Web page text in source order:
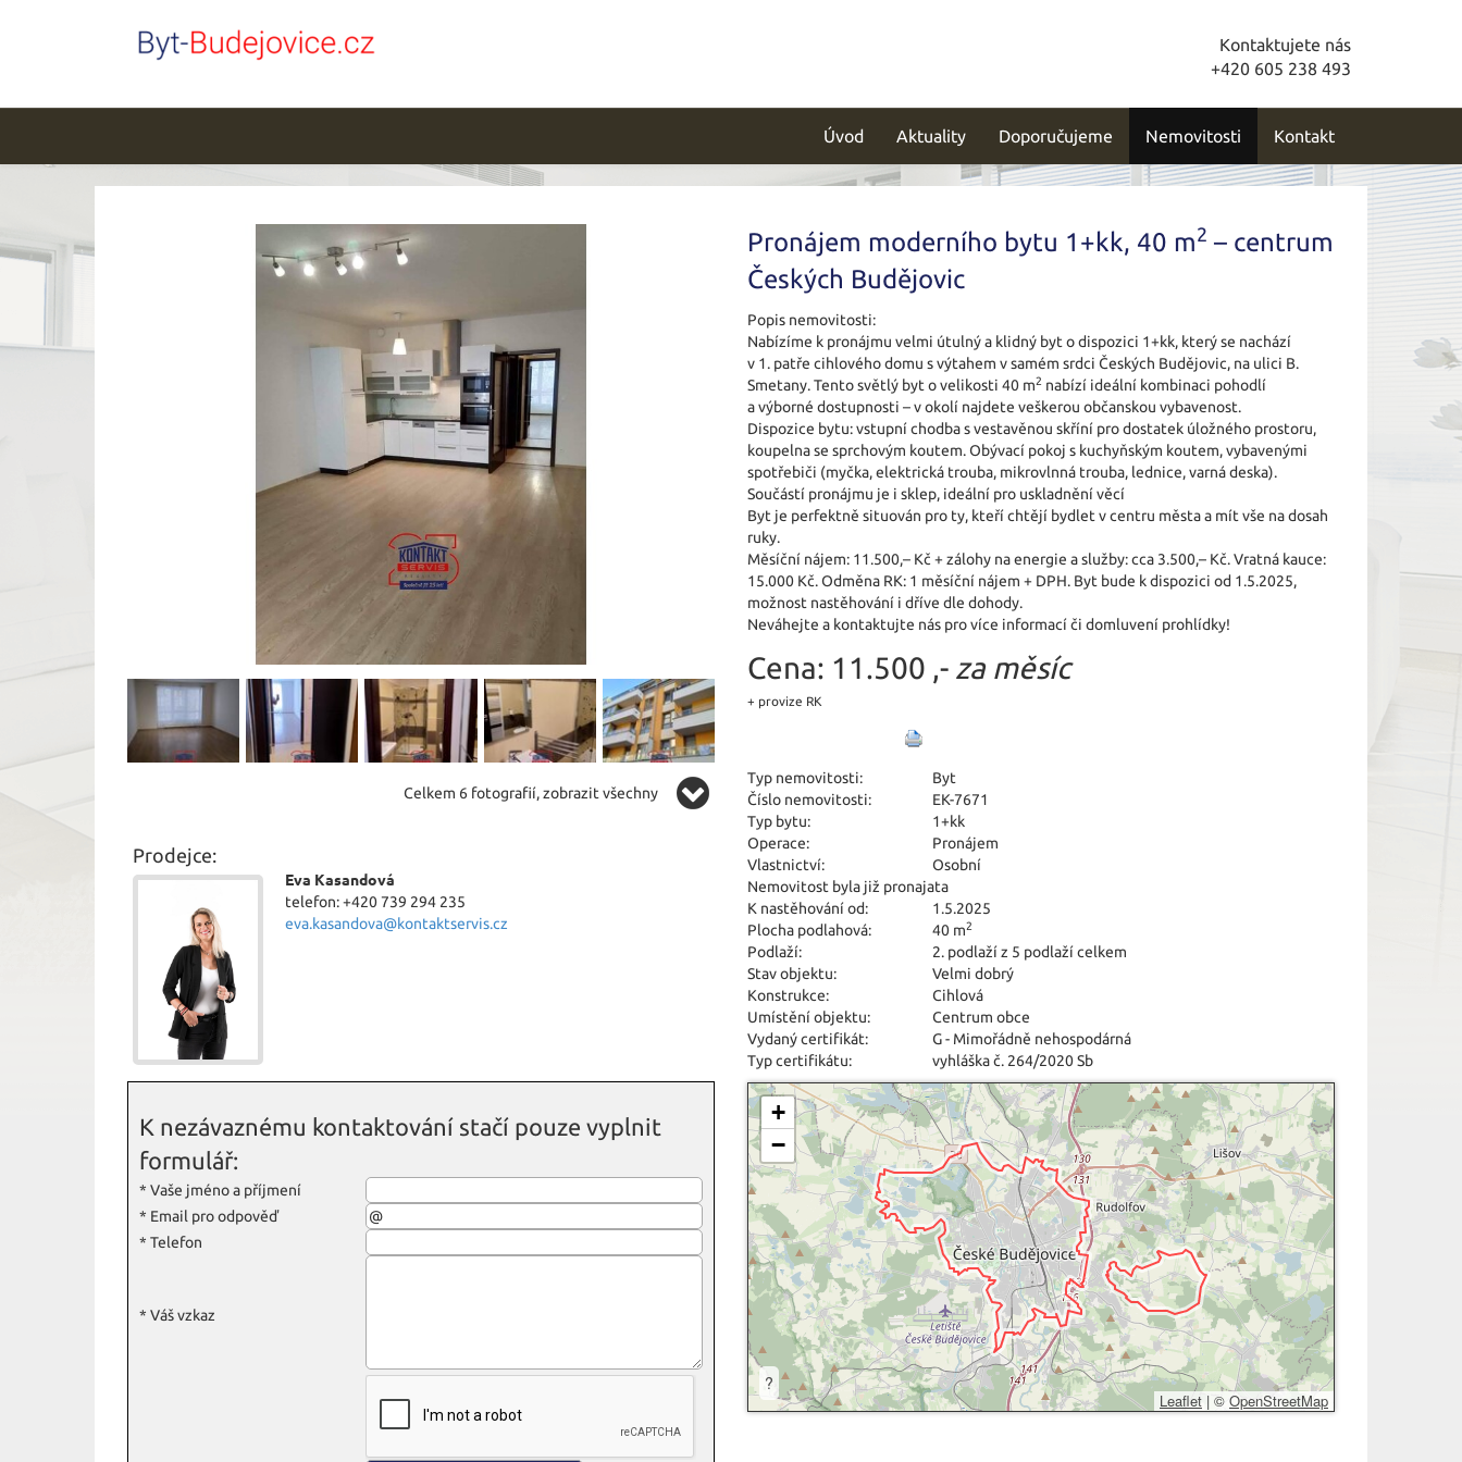
Kontaktujete nás
+420 605 238 493
Úvod Aktuality Doporučujeme Nemovitosti Kontakt
Celkem 6 fotografií, zobrazit všechny
Prodejce:
Eva Kasandová
telefon: +420 739 294 235
eva.kasandova@kontaktservis.cz
K nezávaznému kontaktování stačí pouze vyplnit
formulář:
* Vaše jméno a příjmení
* Email pro odpověď
* Telefon
* Váš vzkaz
Pronájem moderního bytu 1+kk, 40 m2 – centrum
Českých Budějovic
Popis nemovitosti:
Nabízíme k pronájmu velmi útulný a klidný byt o dispozici 1+kk, který se nachází
v 1. patře cihlového domu s výtahem v samém srdci Českých Budějovic, na ulici B.
Smetany. Tento světlý byt o velikosti 40 m2 nabízí ideální kombinaci pohodlí
a výborné dostupnosti – v okolí najdete veškerou občanskou vybavenost.
Dispozice bytu: vstupní chodba s vestavěnou skříní pro dostatek úložného prostoru,
koupelna se sprchovým koutem. Obývací pokoj s kuchyňským koutem, vybavenými
spotřebiči (myčka, elektrická trouba, mikrovlnná trouba, lednice, varná deska).
Součástí pronájmu je i sklep, ideální pro uskladnění věcí
Byt je perfektně situován pro ty, kteří chtějí bydlet v centru města a mít vše na dosah
ruky.
Měsíční nájem: 11.500,– Kč + zálohy na energie a služby: cca 3.500,– Kč. Vratná kauce:
15.000 Kč. Odměna RK: 1 měsíční nájem + DPH. Byt bude k dispozici od 1.5.2025,
možnost nastěhování i dříve dle dohody.
Neváhejte a kontaktujte nás pro více informací či domluvení prohlídky!
Cena: 11.500 ,- za měsíc
+ provize RK
Typ nemovitosti:
Byt
Číslo nemovitosti:
EK-7671
Typ bytu:
1+kk
Operace:
Pronájem
Vlastnictví:
Osobní
Nemovitost byla již pronajata
K nastěhování od:
1.5.2025
Plocha podlahová:
40 m2
Podlaží:
2. podlaží z 5 podlaží celkem
Stav objektu:
Velmi dobrý
Konstrukce:
Cihlová
Umístění objektu:
Centrum obce
Vydaný certifikát:
G - Mimořádně nehospodárná
Typ certifikátu:
vyhláška č. 264/2020 Sb
+
−
?
Leaflet | © OpenStreetMap